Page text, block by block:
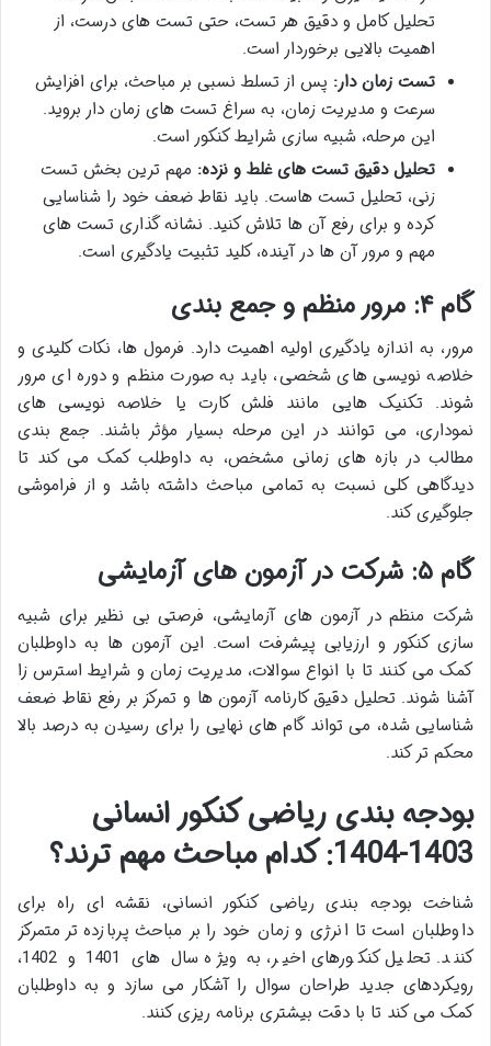
تحلیل کامل و دقیق هر تست، حتی تست های درست، از
اهمیت بالایی برخوردار است.
تست زمان دار: پس از تسلط نسبی بر مباحث، برای افزایش
سرعت و مدیریت زمان، به سراغ تست های زمان دار بروید.
این مرحله، شبیه سازی شرایط کنکور است.
تحلیل دقیق تست های غلط و نزده: مهم ترین بخش تست
زنی، تحلیل تست هاست. باید نقاط ضعف خود را شناسایی
کرده و برای رفع آن ها تلاش کنید. نشانه گذاری تست های
مهم و مرور آن ها در آینده، کلید تثبیت یادگیری است.
گام ۴: مرور منظم و جمع بندی
مرور، به اندازه یادگیری اولیه اهمیت دارد. فرمول ها، نکات کلیدی و
خلاصه نویسی های شخصی، باید به صورت منظم و دوره ای مرور
شوند. تکنیک هایی مانند فلش کارت یا خلاصه نویسی های
نموداری، می توانند در این مرحله بسیار مؤثر باشند. جمع بندی
مطالب در بازه های زمانی مشخص، به داوطلب کمک می کند تا
دیدگاهی کلی نسبت به تمامی مباحث داشته باشد و از فراموشی
جلوگیری کند.
گام ۵: شرکت در آزمون های آزمایشی
شرکت منظم در آزمون های آزمایشی، فرصتی بی نظیر برای شبیه
سازی کنکور و ارزیابی پیشرفت است. این آزمون ها به داوطلبان
کمک می کنند تا با انواع سوالات، مدیریت زمان و شرایط استرس زا
آشنا شوند. تحلیل دقیق کارنامه آزمون ها و تمرکز بر رفع نقاط ضعف
شناسایی شده، می تواند گام های نهایی را برای رسیدن به درصد بالا
محکم تر کند.
بودجه بندی ریاضی کنکور انسانی
1403-1404: کدام مباحث مهم ترند؟
شناخت بودجه بندی ریاضی کنکور انسانی، نقشه ای راه برای
داوطلبان است تا انرژی و زمان خود را بر مباحث پربازده تر متمرکز
کنند. تحلیل کنکورهای اخیر، به ویژه سال های 1401 و 1402،
رویکردهای جدید طراحان سوال را آشکار می سازد و به داوطلبان
کمک می کند تا با دقت بیشتری برنامه ریزی کنند.